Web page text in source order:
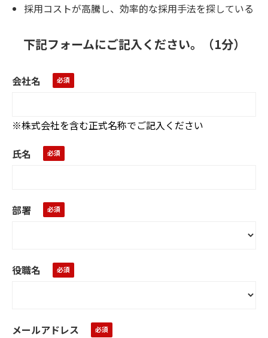
採用コストが高騰し、効率的な採用手法を探している
下記フォームにご記入ください。（1分）
会社名
※株式会社を含む正式名称でご記入ください
氏名
部署
役職名
メールアドレス